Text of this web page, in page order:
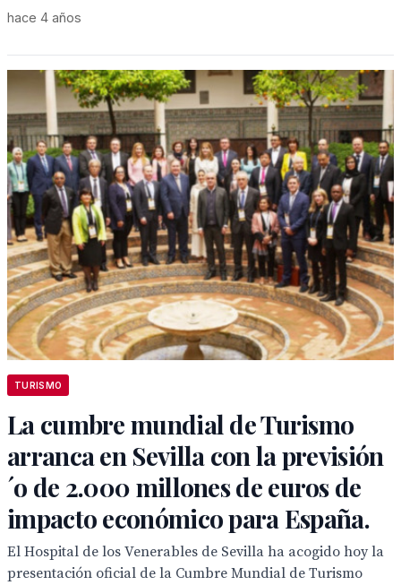
hace 4 años
TURISMO
La cumbre mundial de Turismo
arranca en Sevilla con la previsión
´o de 2.000 millones de euros de
impacto económico para España.
El Hospital de los Venerables de Sevilla ha acogido hoy la
presentación oficial de la Cumbre Mundial de Turismo